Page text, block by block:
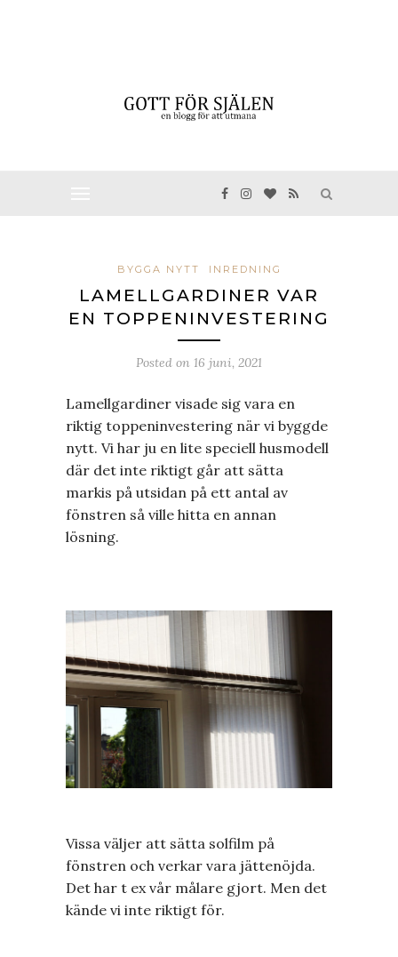
BYGGA NYTT INREDNING
LAMELLGARDINER VAR
EN TOPPENINVESTERING
Posted on 16 juni, 2021
Lamellgardiner visade sig vara en
riktig toppeninvestering när vi byggde
nytt. Vi har ju en lite speciell husmodell
där det inte riktigt går att sätta
markis på utsidan på ett antal av
fönstren så ville hitta en annan
lösning.
Vissa väljer att sätta solfilm på
fönstren och verkar vara jättenöjda.
Det har t ex vår målare gjort. Men det
kände vi inte riktigt för.